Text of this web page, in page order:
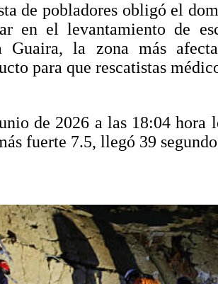
de pobladores obligó el
en el levantamiento de
Guaira, la zona más
para que rescatistas
de 2026 a las 18:04 hora
fuerte 7.5, llegó 39